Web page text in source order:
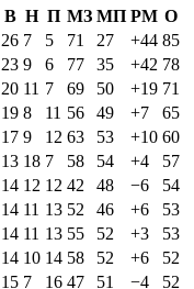
В Н П МЗ МП РМ О
26 7 5 71 27 +44 85
23 9 6 77 35 +42 78
20 11 7 69 50 +19 71
19 8 11 56 49 +7
65
17 9 12 63 53 +10 60
13 18 7 58 54 +4
57
14 12 12 42 48 −6
54
14 11 13 52 46 +6
53
14 11 13 55 52 +3
53
14 10 14 58 52 +6
52
15 7 16 47 51 −4
52